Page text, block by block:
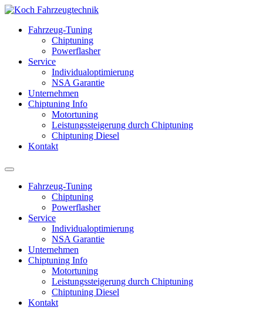
Fahrzeug-Tuning
Chiptuning
Powerflasher
Service
Individualoptimierung
NSA Garantie
Unternehmen
Chiptuning Info
Motortuning
Leistungssteigerung durch Chiptuning
Chiptuning Diesel
Kontakt
Fahrzeug-Tuning
Chiptuning
Powerflasher
Service
Individualoptimierung
NSA Garantie
Unternehmen
Chiptuning Info
Motortuning
Leistungssteigerung durch Chiptuning
Chiptuning Diesel
Kontakt